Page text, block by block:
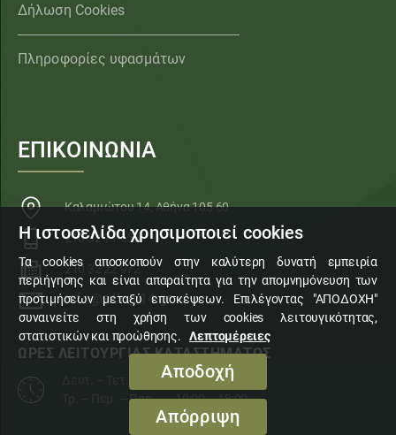
Δήλωση Cookies
Πληροφορίες υφασμάτων
ΕΠΙΚΟΙΝΩΝΙΑ
Καλαμιώτου 14, Αθήνα 105 60
210 32 11 553
210 32 22 972
info@sillogi14.gr
ΩΡΕΣ ΛΕΙΤΟΥΡΓΙΑΣ ΚΑΤΑΣΤΗΜΑΤΟΣ
Δευτ. – Τετ. – Σάβ.
10:00 – 15:00
Τρ. – Πεμ. – Παρ.
10:00 – 18:00
Η ιστοσελίδα χρησιμοποιεί cookies
Τα cookies αποσκοπούν στην καλύτερη δυνατή εμπειρία
περιήγησης και είναι απαραίτητα για την απομνημόνευση των
προτιμήσεων μεταξύ επισκέψεων. Επιλέγοντας "ΑΠΟΔΟΧΗ"
συναινείτε στη χρήση των cookies λειτουγικότητας,
στατιστικών και προώθησης.
Λεπτομέρειες
Αποδοχή
Απόρριψη